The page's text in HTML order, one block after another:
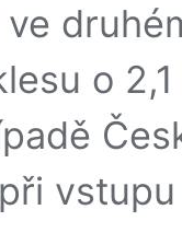
ve
o